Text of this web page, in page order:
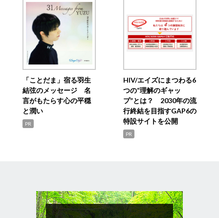
「ことだま」宿る羽生
結弦のメッセージ 名
言がもたらす心の平穏
と潤い
PR
HIV/エイズにまつわる6
つの“理解のギャッ
プ”とは？ 2030年の流
行終結を目指すGAP6の
特設サイトを公開
PR